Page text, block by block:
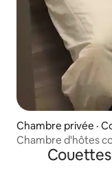
Chambre privée ·
Chambre d'hôtes